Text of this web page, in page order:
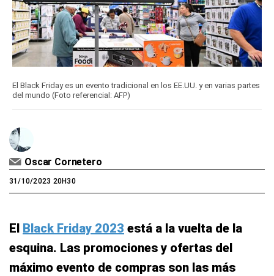
El Black Friday es un evento tradicional en los EE.UU. y en varias partes
del mundo (Foto referencial: AFP)
Oscar Cornetero
31/10/2023 20H30
El Black Friday 2023 está a la vuelta de la
esquina. Las promociones y ofertas del
máximo evento de compras son las más